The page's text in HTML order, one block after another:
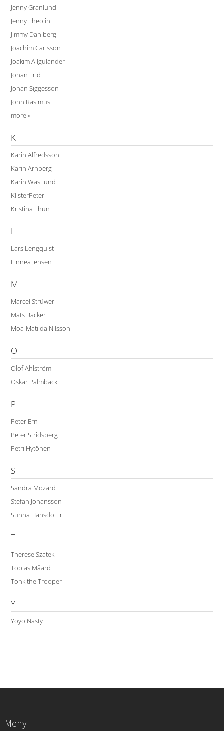
Jenny Granlund
Jenny Theolin
Jimmy Dahlberg
Joachim Carlsson
Joakim Allgulander
Johan Frid
Johan Siggesson
John Rasimus
more »
K
Karin Alfredsson
Karin Arnberg
Karin Wästlund
KlisterPeter
Kristina Thun
L
Lars Lengquist
Linnea Jensen
M
Marcel Strüwer
Mats Bäcker
Moa-Matilda Nilsson
O
Olof Ahlström
Oskar Palmbäck
P
Peter Ern
Peter Stridsberg
Petri Hytönen
S
Sandra Mozard
Stefan Johansson
Sunna Hansdottir
T
Therese Szatek
Tobias Måård
Tonk the Trooper
Y
Yoyo Nasty
Meny